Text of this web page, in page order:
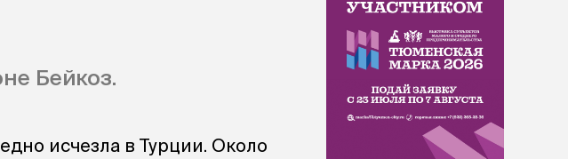
Бейкоз.
исчезла в Турции. Около